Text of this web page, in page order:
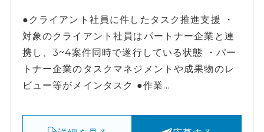
●クライアント社員に件したタスク推進支援 ・
対象のクライアント社員はパートナー企業と連
携し、3~4案件同時で遂行している状態 ・パー
トナー企業のタスクマネジメントや成果物のレ
ビュー等がメインタスク ●作業...